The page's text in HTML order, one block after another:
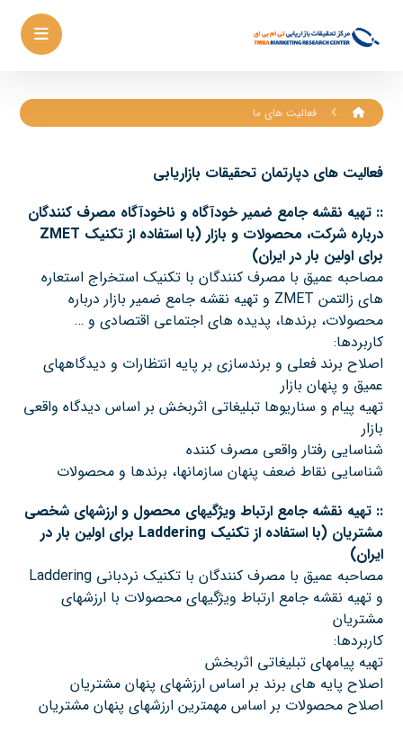
فعالیت های ما
فعالیت های دپارتمان تحقیقات بازاریابی
::تهیه نقشه جامع ضمیر خودآگاه و ناخودآگاه مصرف کنندگان
درباره شرکت، محصولات و بازار (با استفاده از تکنیک
برای اولین بار در ایران)
مصاحبه عمیق با مصرف کنندگان با تکنیک استخراج استعاره
های زالتمن ZMET و تهیه نقشه جامع ضمیر بازار درباره
محصولات، برندها، پدیده های اجتماعی اقتصادی و …
کاربردها:
اصلاح برند فعلی و برندسازی بر پایه انتظارات و دیدگاههای
عمیق و پنهان بازار
تهیه پیام و سناریوها تبلیغاتی اثربخش بر اساس دیدگاه واقعی
بازار
شناسایی رفتار واقعی مصرف کننده
شناسایی نقاط ضعف پنهان سازمانها، برندها و محصولات
::تهیه نقشه جامع ارتباط ویژگیهای محصول و ارزشهای شخصی
مشتریان (با استفاده از تکنیک
برای اولین بار در
ایران)
مصاحبه عمیق با مصرف کنندگان با تکنیک نردبانی Laddering
و تهیه نقشه جامع ارتباط ویژگیهای محصولات با ارزشهای
مشتریان
کاربردها:
تهیه پیامهای تبلیغاتی اثربخش
اصلاح پایه های برند بر اساس ارزشهای پنهان مشتریان
اصلاح محصولات بر اساس مهمترین ارزشهای پنهان مشتریان